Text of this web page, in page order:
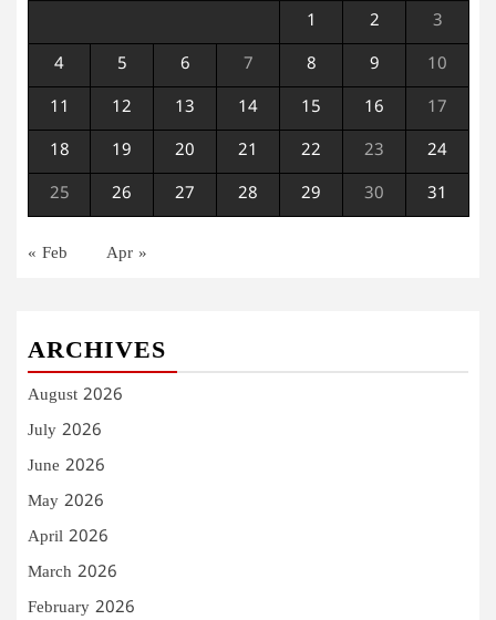
1 2 3
4 5 6 7 8 9 10
11 12 13 14 15 16 17
18 19 20 21 22 23 24
25 26 27 28 29 30 31
« Feb Apr »
ARCHIVES
August 2026
July 2026
June 2026
May 2026
April 2026
March 2026
February 2026